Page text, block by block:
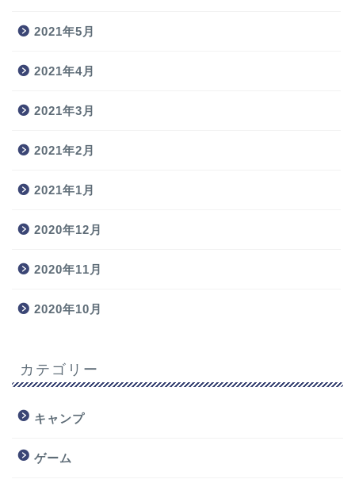
2021年5月
2021年4月
2021年3月
2021年2月
2021年1月
2020年12月
2020年11月
2020年10月
カテゴリー
キャンプ
ゲーム